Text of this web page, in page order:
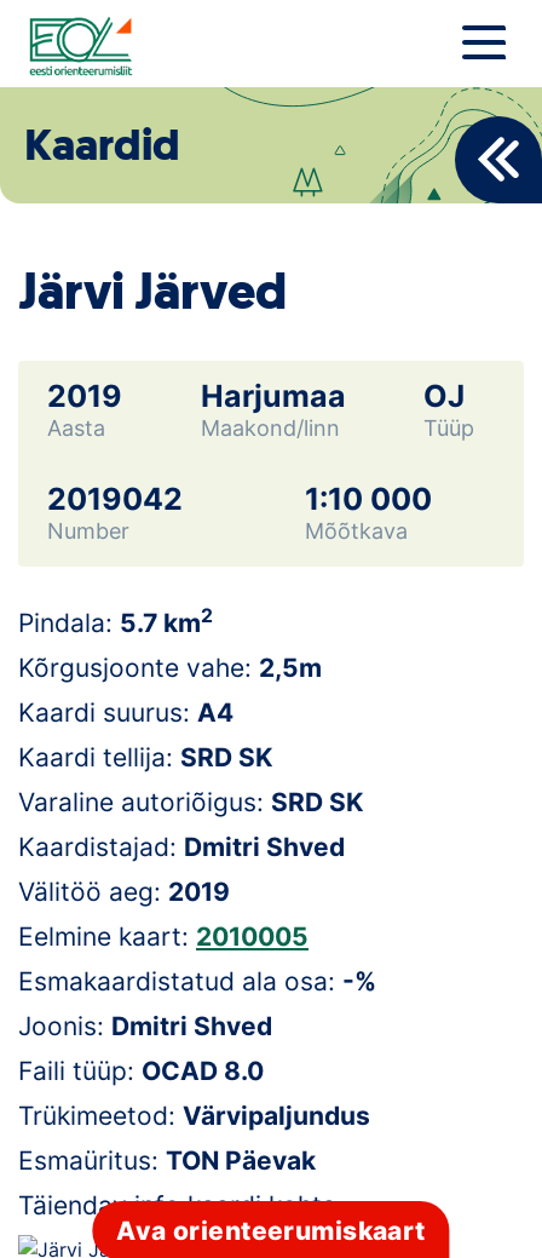
Liigu
sisu
juurde
Estonian Orienteering Federation
Eesti Orienteerumine 100!
Toetamine
Telli litsents!
Noored
Loha
EOL
Galerii
Kalender
Koondised
Tule klubisse!
Tulemused
Dokumendid
Klubid
Püsirajad
Kaardid
Järvi Järved
2019
Aasta
Harjumaa
Maakond/linn
OJ
Tüüp
2019042
Number
1:10 000
Mõõtkava
Pindala: 5.7 km2
Kõrgusjoonte vahe: 2,5m
Kaardi suurus: A4
Kaardi tellija: SRD SK
Varaline autoriõigus: SRD SK
Kaardistajad: Dmitri Shved
Välitöö aeg: 2019
Eelmine kaart: 2010005
Esmakaardistatud ala osa: -%
Joonis: Dmitri Shved
Faili tüüp: OCAD 8.0
Trükimeetod: Värvipaljundus
Esmaüritus: TON Päevak
Täiendav info kaardi kohta:-
Ava orienteerumiskaart